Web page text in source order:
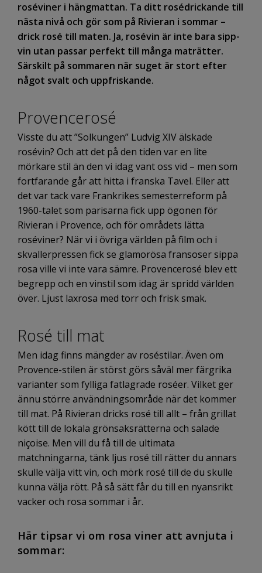
roséviner i hängmattan. Ta ditt rosédrickande till
nästa nivå och gör som på Rivieran i sommar –
drick rosé till maten. Ja, rosévin är inte bara sipp-
vin utan passar perfekt till många maträtter.
Särskilt på sommaren när suget är stort efter
något svalt och uppfriskande.
Provencerosé
Visste du att ”Solkungen” Ludvig XIV älskade
rosévin? Och att det på den tiden var en lite
mörkare stil än den vi idag vant oss vid – men som
fortfarande går att hitta i franska Tavel. Eller att
det var tack vare Frankrikes semesterreform på
1960-talet som parisarna fick upp ögonen för
Rivieran i Provence, och för områdets lätta
roséviner? När vi i övriga världen på film och i
skvallerpressen fick se glamorösa fransoser sippa
rosa ville vi inte vara sämre. Provencerosé blev ett
begrepp och en vinstil som idag är spridd världen
över. Ljust laxrosa med torr och frisk smak.
Rosé till mat
Men idag finns mängder av roséstilar. Även om
Provence-stilen är störst görs såväl mer färgrika
varianter som fylliga fatlagrade roséer. Vilket ger
ännu större användningsområde när det kommer
till mat. På Rivieran dricks rosé till allt – från grillat
kött till de lokala grönsaksrätterna och salade
niçoise. Men vill du få till de ultimata
matchningarna, tänk ljus rosé till rätter du annars
skulle välja vitt vin, och mörk rosé till de du skulle
kunna välja rött. På så sätt får du till en nyansrikt
vacker och rosa sommar i år.
Här tipsar vi om rosa viner att avnjuta i
sommar: